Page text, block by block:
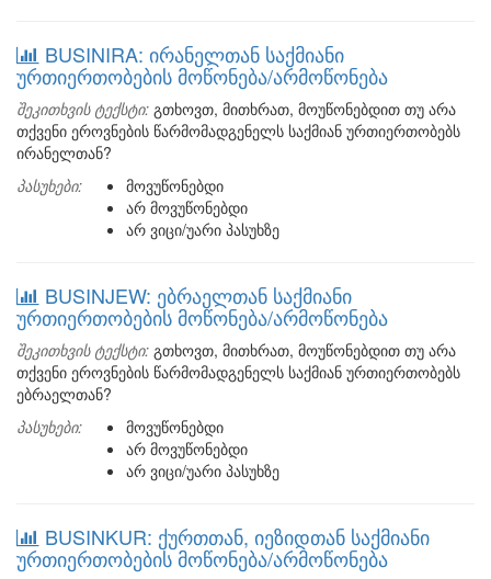
BUSINIRA: ირანელთან საქმიანი
ურთიერთობების მოწონება/არმოწონება
შეკითხვის ტექსტი: გთხოვთ, მითხრათ, მოუწონებდით თუ არა
თქვენი ეროვნების წარმომადგენელს საქმიან ურთიერთობებს
ირანელთან?
პასუხები:
მოვუწონებდი
არ მოვუწონებდი
არ ვიცი/უარი პასუხზე
BUSINJEW: ებრაელთან საქმიანი
ურთიერთობების მოწონება/არმოწონება
შეკითხვის ტექსტი: გთხოვთ, მითხრათ, მოუწონებდით თუ არა
თქვენი ეროვნების წარმომადგენელს საქმიან ურთიერთობებს
ებრაელთან?
პასუხები:
მოვუწონებდი
არ მოვუწონებდი
არ ვიცი/უარი პასუხზე
BUSINKUR: ქურთთან, იეზიდთან საქმიანი
ურთიერთობების მოწონება/არმოწონება